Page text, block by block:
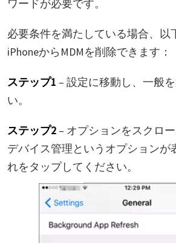
ワードが必要です。
必要条件を満たしている場合、以
iPhoneからMDMを削除できます：
ステップ1 – 設定に移動し、一般
い。
ステップ2 – オプションをスクロ
デバイス管理というオプションが
れをタップしてください。